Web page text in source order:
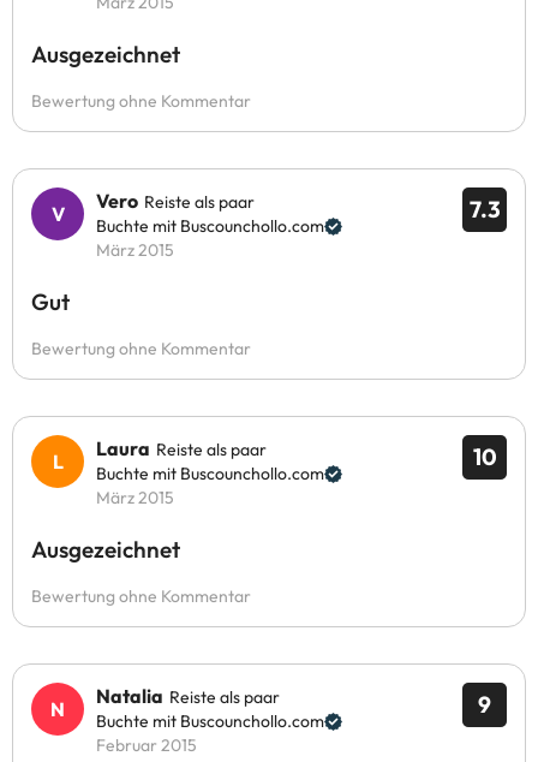
Ausgezeichnet
Bewertung ohne Kommentar
7.3
Vero Reiste als paar
Buchte mit Buscounchollo.com
März 2015
Gut
Bewertung ohne Kommentar
10
Laura Reiste als paar
Buchte mit Buscounchollo.com
März 2015
Ausgezeichnet
Bewertung ohne Kommentar
9
Natalia Reiste als paar
Buchte mit Buscounchollo.com
Februar 2015